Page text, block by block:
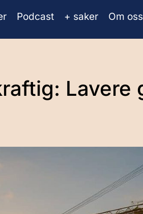
Podcast + saker Om oss
Lavere